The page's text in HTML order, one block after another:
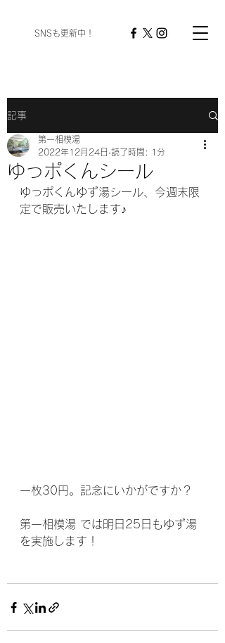
​ SNSも更新中！
記事
ゆっポくんシール
第一相模湯
2022年12月24日 読了時間: 1分
ゆっポくんゆず湯シール、今週末限
定で販売いたします♪
一枚30円。記念にいかがですか？
第一相模湯 では明日25日もゆず湯
を実施します！